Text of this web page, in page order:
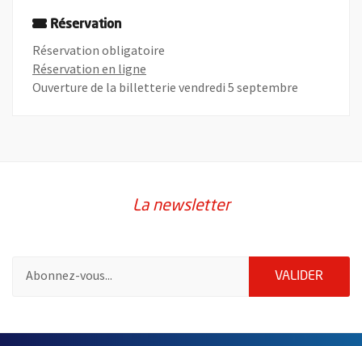
Réservation
Réservation obligatoire
Réservation en ligne
Ouverture de la billetterie vendredi 5 septembre
La newsletter
VALIDER